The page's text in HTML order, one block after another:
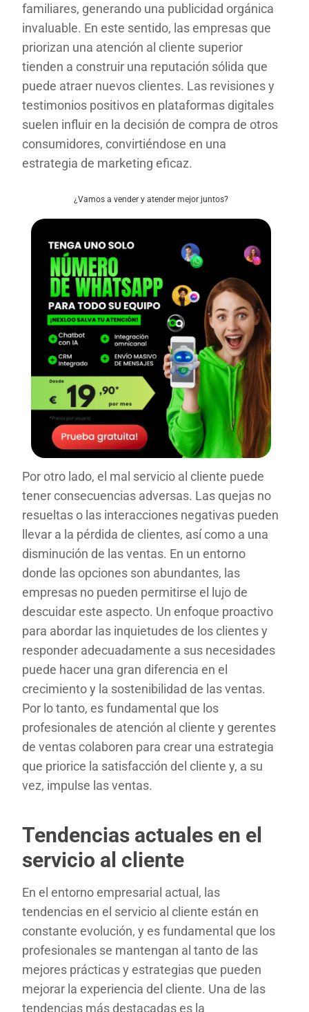
familiares, generando una publicidad orgánica
invaluable. En este sentido, las empresas que
priorizan una atención al cliente superior
tienden a construir una reputación sólida que
puede atraer nuevos clientes. Las revisiones y
testimonios positivos en plataformas digitales
suelen influir en la decisión de compra de otros
consumidores, convirtiéndose en una
estrategia de marketing eficaz.
¿Vamos a vender y atender mejor juntos?
Por otro lado, el mal servicio al cliente puede
tener consecuencias adversas. Las quejas no
resueltas o las interacciones negativas pueden
llevar a la pérdida de clientes, así como a una
disminución de las ventas. En un entorno
donde las opciones son abundantes, las
empresas no pueden permitirse el lujo de
descuidar este aspecto. Un enfoque proactivo
para abordar las inquietudes de los clientes y
responder adecuadamente a sus necesidades
puede hacer una gran diferencia en el
crecimiento y la sostenibilidad de las ventas.
Por lo tanto, es fundamental que los
profesionales de atención al cliente y gerentes
de ventas colaboren para crear una estrategia
que priorice la satisfacción del cliente y, a su
vez, impulse las ventas.
Tendencias actuales en el
servicio al cliente
En el entorno empresarial actual, las
tendencias en el servicio al cliente están en
constante evolución, y es fundamental que los
profesionales se mantengan al tanto de las
mejores prácticas y estrategias que pueden
mejorar la experiencia del cliente. Una de las
tendencias más destacadas es la